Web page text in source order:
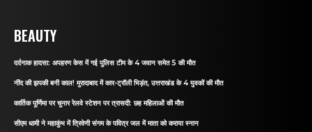
BEAUTY
दर्दनाक हादसा: अपहरण केस में गई पुलिस टीम के 4 जवान समेत 5 की मौत
नींद की झपकी बनी काल! मुरादाबाद में कार-ट्रॉली भिड़ंत, उत्तराखंड के 4 युवकों की मौत
कार्तिक पूर्णिमा पर चुनार रेलवे स्टेशन पर त्रासदी: छह महिलाओं की मौत
सीएम धामी ने महाकुंभ में त्रिवेणी संगम के पवित्र जल में माता को कराया स्नान